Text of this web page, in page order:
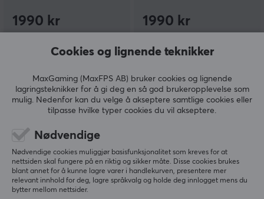
1990 kr 1990 kr
Turtle Beach
Kone XP Air Trådløs
Gaming Mus - Hvit
Finalmouse
ULX Prophecy - Clix -
Small
Cookies og lignende teknikker
MaxGaming (MaxFPS AB) bruker cookies og lignende
lagringsteknikker for å gi deg en så god brukeropplevelse som
mulig. Nedenfor kan du velge å akseptere samtlige cookies eller
tilpasse hvilke typer cookies du vil akseptere.
Nødvendige
Nødvendige cookies muliggjør basisfunksjonalitet som kreves for at
nettsiden skal fungere på en riktig og sikker måte. Disse cookies brukes
blant annet for å kunne lagre varer i handlekurven, presentere mer
relevant innhold for deg, lagre språkvalg og holde deg innlogget mens du
bytter mellom nettsider.